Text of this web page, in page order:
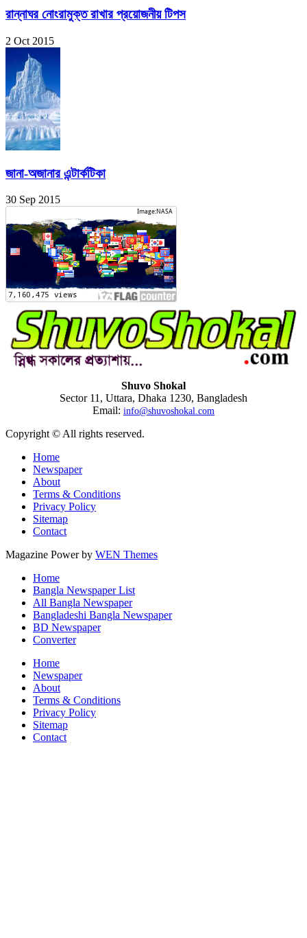
রান্নাঘর নোংরামুক্ত রাখার প্রয়োজনীয় টিপস
2 Oct 2015
জানা-অজানার এন্টার্কটিকা
30 Sep 2015
Shuvo Shokal
Sector 11, Uttara, Dhaka 1230, Bangladesh
Email: info@shuvoshokal.com
Copyright © All rights reserved.
Home
Newspaper
About
Terms & Conditions
Privacy Policy
Sitemap
Contact
Magazine Power by WEN Themes
Home
Bangla Newspaper List
All Bangla Newspaper
Bangladeshi Bangla Newspaper
BD Newspaper
Converter
Home
Newspaper
About
Terms & Conditions
Privacy Policy
Sitemap
Contact